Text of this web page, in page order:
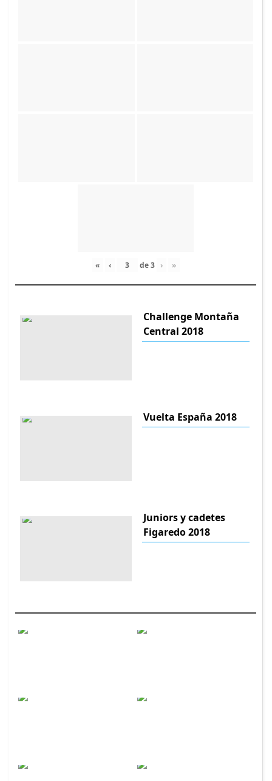
« ‹ de3 › »
Challenge Montaña
Central 2018
Vuelta España 2018
Juniors y cadetes
Figaredo 2018